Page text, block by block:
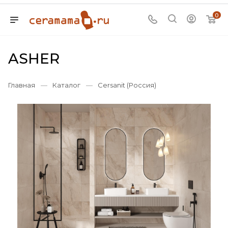
0
ASHER
Главная — Каталог — Cersanit (Россия)